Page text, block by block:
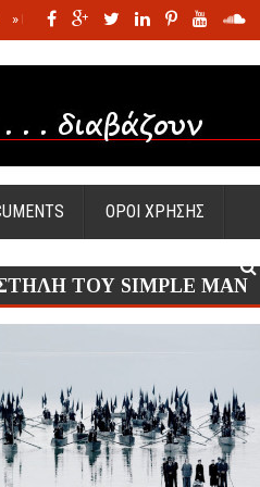
» Η σφαγή των νηπίων της Σάντας
ΟΡΟΙ ΧΡΗΣΗΣ
ΤΟΥ SIMPLE MAN